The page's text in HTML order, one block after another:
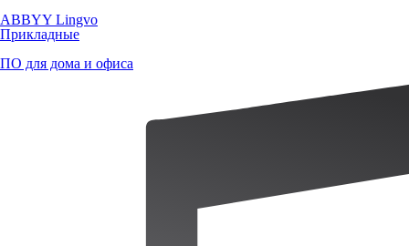
ABBYY Lingvo
Прикладные
ПО для дома и офиса